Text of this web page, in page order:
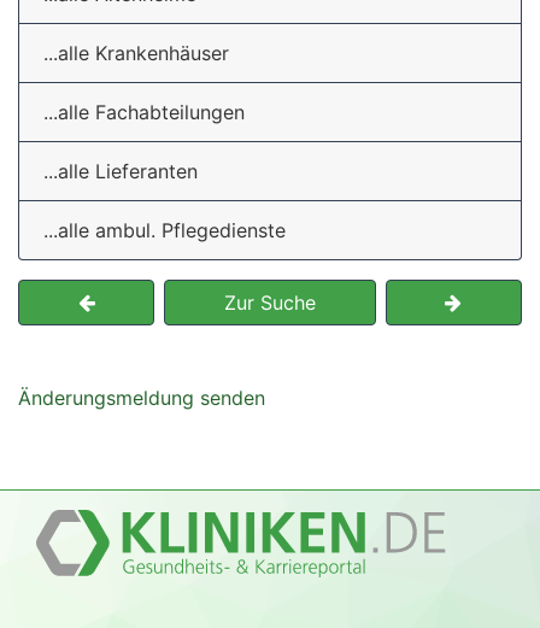
...alle Krankenhäuser
...alle Fachabteilungen
...alle Lieferanten
...alle ambul. Pflegedienste
Zur Suche
Änderungsmeldung senden